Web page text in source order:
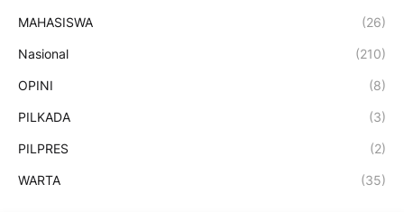
MAHASISWA (26)
Nasional (210)
OPINI (8)
PILKADA (3)
PILPRES (2)
WARTA (35)